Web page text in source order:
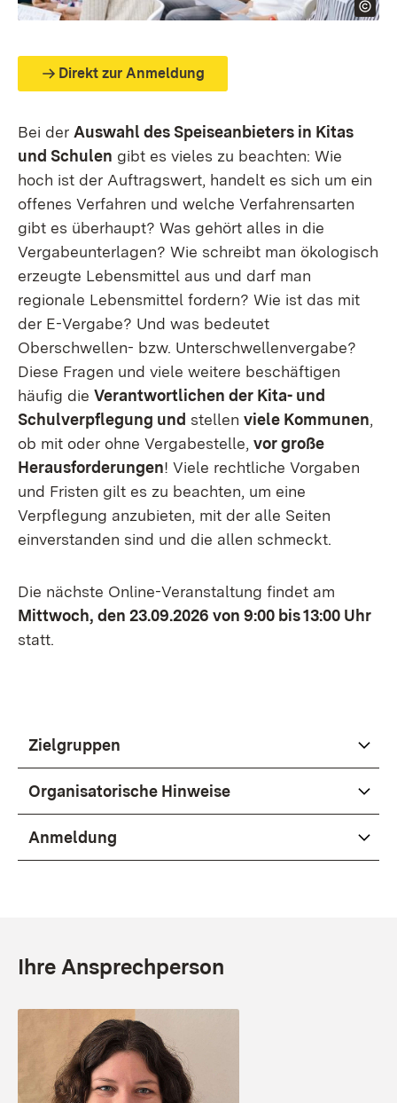
Direkt zur Anmeldung
Bei der Auswahl des Speiseanbieters in Kitas
und Schulen gibt es vieles zu beachten: Wie
hoch ist der Auftragswert, handelt es sich um ein
offenes Verfahren und welche Verfahrensarten
gibt es überhaupt? Was gehört alles in die
Vergabeunterlagen? Wie schreibt man ökologisch
erzeugte Lebensmittel aus und darf man
regionale Lebensmittel fordern? Wie ist das mit
der E-Vergabe? Und was bedeutet
Oberschwellen- bzw. Unterschwellenvergabe?
Diese Fragen und viele weitere beschäftigen
häufig die Verantwortlichen der Kita- und
Schulverpflegung und stellen viele Kommunen,
ob mit oder ohne Vergabestelle, vor große
Herausforderungen! Viele rechtliche Vorgaben
und Fristen gilt es zu beachten, um eine
Verpflegung anzubieten, mit der alle Seiten
einverstanden sind und die allen schmeckt.
Die nächste Online-Veranstaltung findet am
Mittwoch, den 23.09.2026 von 9:00 bis 13:00 Uhr
statt.
Zielgruppen
Organisatorische Hinweise
Anmeldung
Ihre Ansprechperson